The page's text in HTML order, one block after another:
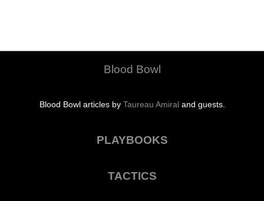
Blood Bowl
Blood Bowl articles by Taureau Amiral and guests.
PLAYBOOKS
TACTICS